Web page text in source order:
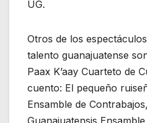
UG.
Otros de los
talento guanajuatense
Paax K’aay Cuarteto de
cuento: El pequeño
Ensamble de
Guanajuatensis